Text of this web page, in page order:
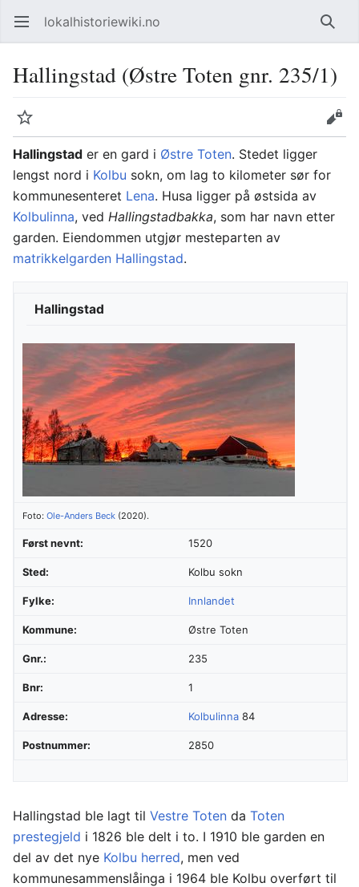
Åpne hovedmenyen lokalhistoriewiki.no Søk
Hallingstad (Østre Toten gnr. 235/1)
Overvåk
Rediger
Hallingstad er en gard i Østre Toten. Stedet ligger
lengst nord i Kolbu sokn, om lag to kilometer sør for
kommunesenteret Lena. Husa ligger på østsida av
Kolbulinna, ved Hallingstadbakka, som har navn etter
garden. Eiendommen utgjør mesteparten av
matrikkelgarden Hallingstad.
Hallingstad
Foto: Ole-Anders Beck (2020).
Først nevnt: 1520
Sted: Kolbu sokn
Fylke: Innlandet
Kommune: Østre Toten
Gnr.: 235
Bnr: 1
Adresse: Kolbulinna 84
Postnummer: 2850
Hallingstad ble lagt til Vestre Toten da Toten
prestegjeld i 1826 ble delt i to. I 1910 ble garden en
del av det nye Kolbu herred, men ved
kommunesammenslåinga i 1964 ble Kolbu overført til